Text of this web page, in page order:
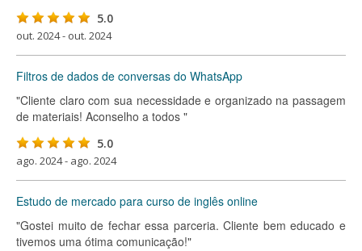
5.0
out. 2024 - out. 2024
Filtros de dados de conversas do WhatsApp
"Cliente claro com sua necessidade e organizado na passagem
de materiais! Aconselho a todos "
5.0
ago. 2024 - ago. 2024
Estudo de mercado para curso de inglês online
"Gostei muito de fechar essa parceria. Cliente bem educado e
tivemos uma ótima comunicação!"